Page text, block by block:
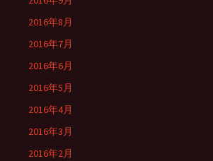
2016年8月
2016年7月
2016年6月
2016年5月
2016年4月
2016年3月
2016年2月